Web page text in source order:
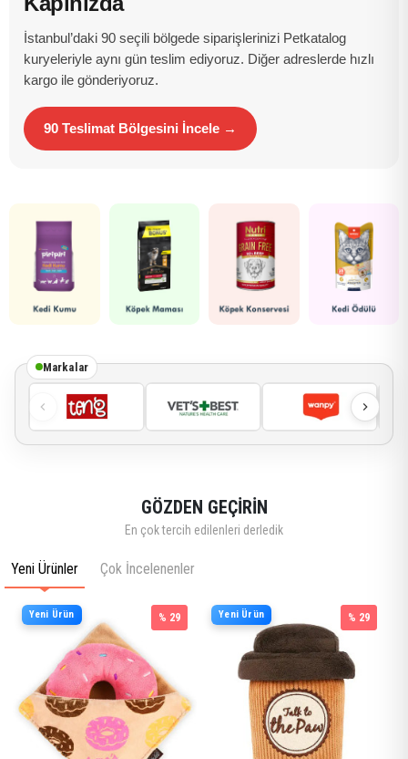
İstanbul’daki 90 seçili bölgede siparişlerinizi Petkatalog
kuryeleriyle aynı gün teslim ediyoruz. Diğer adreslerde hızlı
kargo ile gönderiyoruz.
90 Teslimat Bölgesini İncele →
Markalar
Teng Vets Best Wanpy
GÖZDEN GEÇİRİN
En çok tercih edilenleri derledik
Yeni Ürünler Çok İncelenenler
Yeni Ürün % 29 Yeni Ürün % 29